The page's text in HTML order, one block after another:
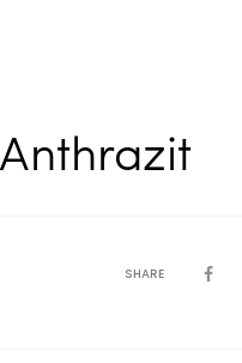
SHARE